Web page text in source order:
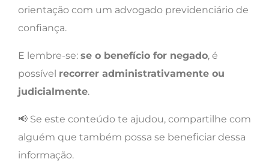
orientação com um advogado previdenciário de
confiança.
E lembre-se: se o benefício for negado, é
possível recorrer administrativamente ou
judicialmente.
📢 Se este conteúdo te ajudou, compartilhe com
alguém que também possa se beneficiar dessa
informação.